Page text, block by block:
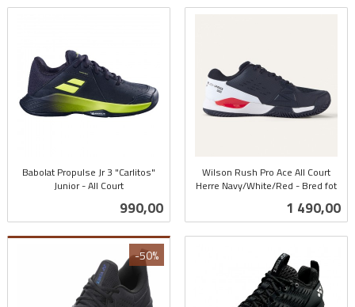
Babolat Propulse Jr 3 "Carlitos"
Junior - All Court
Pris
990,00
Wilson Rush Pro Ace All Court
Herre Navy/White/Red - Bred fot
Pris
1 490,00
-50%